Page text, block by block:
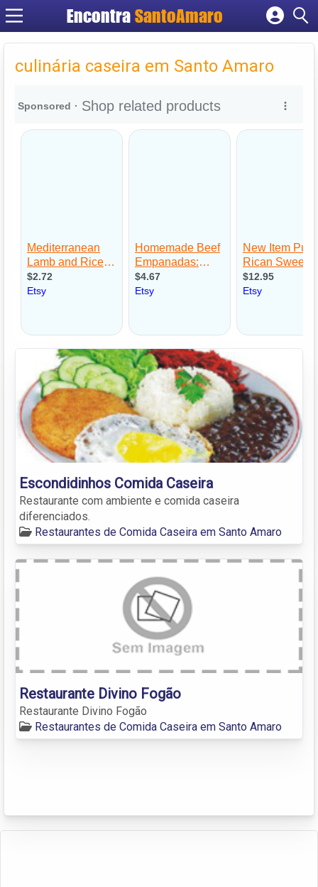
Encontra SantoAmaro
Cadastrar empresa
Criar conta
culinária caseira em Santo Amaro
Escondidinhos Comida Caseira
Restaurante com ambiente e comida caseira
diferenciados.
Restaurantes de Comida Caseira em Santo Amaro
Restaurante Divino Fogão
Restaurante Divino Fogão
Restaurantes de Comida Caseira em Santo Amaro